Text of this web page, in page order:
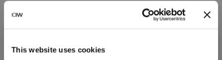
This website uses cookies